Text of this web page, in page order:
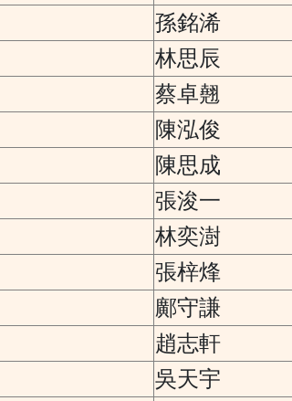
孫銘浠
林思辰
蔡卓翹
陳泓俊
陳思成
張浚一
林奕澍
張梓烽
鄺守謙
趙志軒
吳天宇